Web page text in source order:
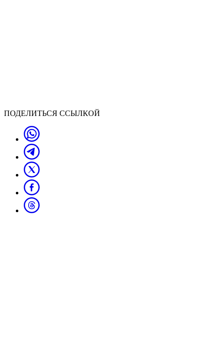
ПОДЕЛИТЬСЯ ССЫЛКОЙ